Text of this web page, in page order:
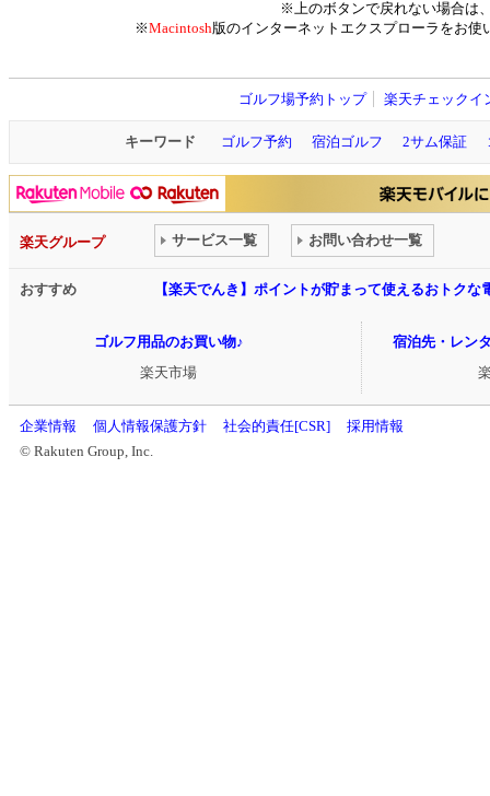
※上のボタンで戻れない場合は
※Macintosh版のインターネットエクスプローラをお
ゴルフ場予約トップ 楽天チェックイ
キーワード ゴルフ予約 宿泊ゴルフ 2サム保証
楽天グループ サービス一覧 お問い合わせ一覧
おすすめ 【楽天でんき】ポイントが貯まって使えるおトクな
ゴルフ用品のお買い物♪
楽天市場
宿泊先・レン
企業情報 個人情報保護方針 社会的責任[CSR]
採用情報
© Rakuten Group, Inc.